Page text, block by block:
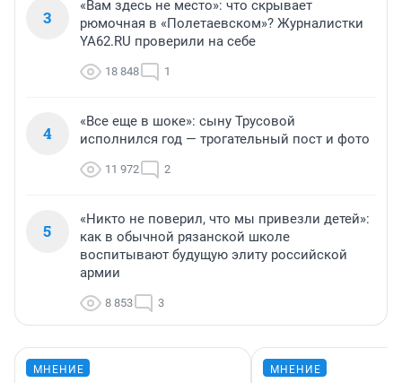
3
«Вам здесь не место»: что скрывает
рюмочная в «Полетаевском»? Журналистки
YA62.RU проверили на себе
18 848 1
4
«Все еще в шоке»: сыну Трусовой
исполнился год — трогательный пост и фото
11 972 2
5
«Никто не поверил, что мы привезли детей»:
как в обычной рязанской школе
воспитывают будущую элиту российской
армии
8 853 3
МНЕНИЕ МНЕНИЕ